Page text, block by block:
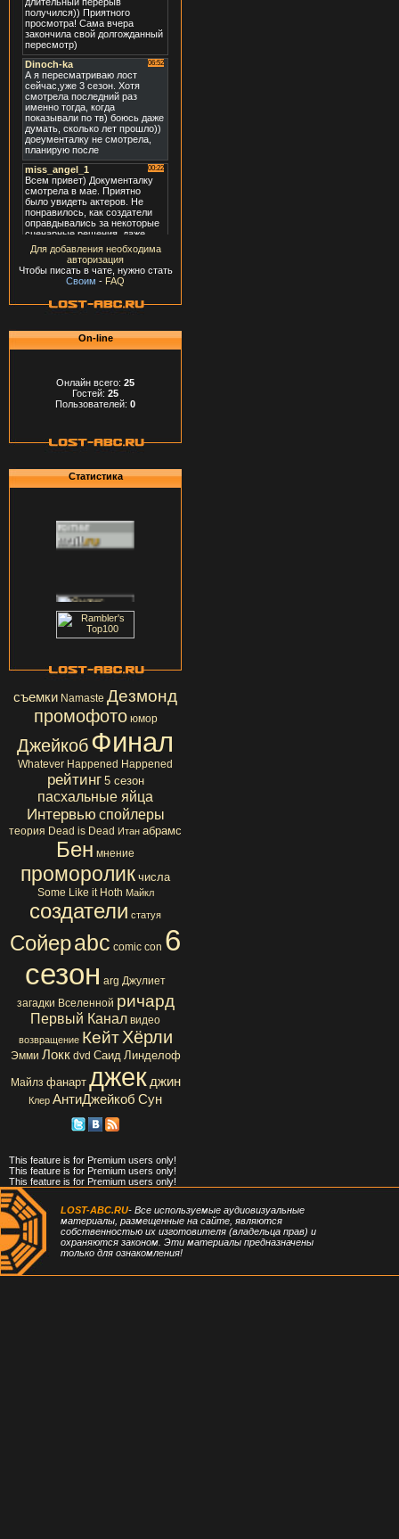
Для добавления необходима
авторизация
Чтобы писать в чате, нужно стать
Своим - FAQ
On-line
Онлайн всего: 25
Гостей: 25
Пользователей: 0
Статистика
съемки Namaste Дезмонд
промофото юмор
ДжейкобФинал
Whatever Happened Happened
рейтинг 5 сезон
пасхальные яйца
Интервью спойлеры
теория Dead is Dead Итан абрамс
Бен мнение
проморолик числа
Some Like it Hoth Майкл
создатели статуя
Сойерabc comic con 6
сезон arg Джулиет
загадки Вселенной ричард
Первый Канал видео
возвращение Кейт Хёрли
Эмми Локк dvd Саид Линделоф
Майлз фанарт джек джин
Клер АнтиДжейкоб Сун
This feature is for Premium users only!
This feature is for Premium users only!
This feature is for Premium users only!
LOST-ABC.RU- Все используемые аудиовизуальные
материалы, размещенные на сайте, являются
собственностью их изготовителя (владельца прав) и
охраняются законом. Эти материалы предназначены
только для ознакомления!